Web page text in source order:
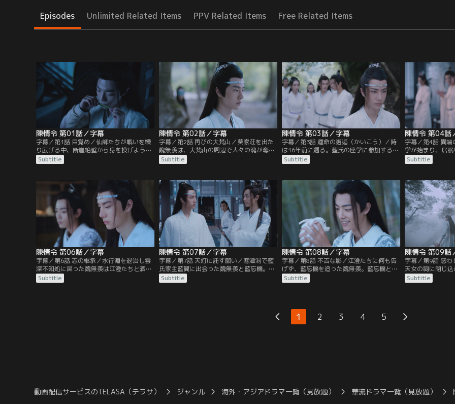
Episodes Unlimited Related Items PPV Related Items Free Related Items
陳情令 第01話／字幕
字幕／第1話 目覚め／仙師たちが戦いを繰
り広げる中、断崖絶壁から身を投げようと
する1人の男がいた。彼の名は魏無羨。手
を伸ばし救おうとする藍忘機、怒りの剣を
落の底へと落ちていった…。16年後、魏無
羨は莫家荘の一室で莫玄羽として目覚め
る。蘭陵金氏宗主の隠し子だった莫玄羽
が、自分の命と引き換えに…。
Subtitle
陳情令 第02話／字幕
字幕／第2話 再びの大梵山／莫家荘を出た
魏無羨は、大梵山の周辺で人々の魂が奪わ
れる事件が起きていることを知り山へと向
かう。大梵山には、宗主となった江澄率い
の率いる蘭陵金氏、そして藍忘機率いる姑
蘇藍氏も集まっていた。魏無羨は墓守の老
人の言葉から祠へと向かうが…。
Subtitle
陳情令 第03話／字幕
字幕／第3話 運命の邂逅（かいこう）／時
は16年前に遡る。藍氏の座学に参加するた
め魏無羨、江澄たちは彩衣鎮の宿に泊まろ
うとするが、江厭離の許婚金子軒の一行が
へ向かうことに。宿に招状を忘れ、取りに
戻った魏無羨だったが、日は暮れ閉まって
いた山門から無断で潜入したため…。
Subtitle
陳情令 第04話
字幕／第4話 異
学が始まり、居
で講義に身の入
こへ温氏の次男
温若寒が陰鉄の
命じていたのだ
裏山に結界が張
Subtitle
陳情令 第06話／字幕
字幕／第6話 志の継承／水行淵を退治し雲
深不知処に戻った魏無羨は江澄たちと酒盛
りをするが、その現場を藍忘機に目撃され
てしまう。魏無羨は藍忘機を術にかけて酒
Subtitle
陳情令 第07話／字幕
字幕／第7話 天灯に託す願い／寒潭洞で藍
氏家主藍翼に出会った魏無羨と藍忘機。藍
翼は2人に陰鉄の災いを食い止めるよう託
して霊識は消滅する。寒潭洞から戻った魏
Subtitle
陳情令 第08話／字幕
字幕／第8話 不吉な影／江澄たちに何も告
げず、藍忘機を追った魏無羨。藍忘機と共
に残りの陰鉄を探しに行くが、常に不気味
な梟にあとをつけられていた。潭州に入っ
陰鉄を奪われたあとだった。その頃、魏無
羨を追って蓮花塢をあとにした江澄は…。
Subtitle
陳情令 第09話
字幕／第9話 惑
天女の祠に閉じ
たち。襲い掛か
は温晁だった。
たため、像が村
Subtitle
1 2 3 4 5
動画配信サービスのTELASA（テラサ） ジャンル 海外・アジアドラマ一覧（見放題） 華流ドラマ一覧（見放題）